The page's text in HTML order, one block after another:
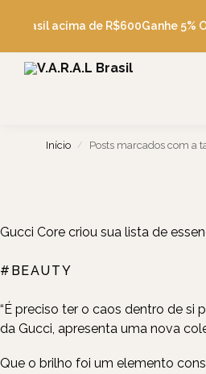
Brasil acima de R$600Ganhe 5%
Pesquise
Início / Posts marcados com a
Gucci Core criou sua lista de
FASHION, BEAUTY, TRAVEL,
#BEAUTY
“É preciso ter o caos dentro de si
da Gucci, apresenta uma nova
Que o brilho foi um elemento